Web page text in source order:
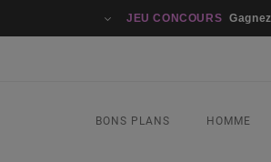
Gagnez votre tenue de sport RVCA
BONS PLANS HOMME